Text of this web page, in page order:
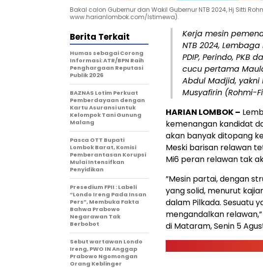
Bakal calon Gubernur dan Wakil Gubernur NTB 2024, Hj Sitti
www.harianlombok.com/Istimewa).
Kerja mesin
NTB 2024,
PDIP, Perindo, PKB
cucu pertama
Abdul Madjid, yakni
Musyafirin (Rohmi-
HARIAN LOMBOK –
kemenangan kandidat
akan banyak ditopang
Meski barisan relawan
Mi6 peran relawan tak
”Mesin partai, dengan
yang solid, menurut
dalam Pilkada. Sesuatu
mengandalkan
di Mataram, Senin 5
Berita Terkait
Humas sebagai Corong
Informasi: ATR/BPN Raih
Penghargaan Reputasi
Publik 2026
BAZNAS Lotim Perkuat
Pemberdayaan dengan
Kartu Asuransi untuk
Kelompok Tani Gunung
Malang
Pasca OTT Bupati
Lombok Barat, Komisi
Pemberantasan Korupsi
Mulai Intensifkan
Penyidikan
Presedium FPII : Labeli
“Londo Ireng Pada Insan
Pers”, Membuka Fakta
Bahwa Prabowo
Negarawan Tak
Berbobot
Sebut wartawan Londo
Ireng, PWO IN Anggap
Prabowo Ngomongan
Orang Keblinger